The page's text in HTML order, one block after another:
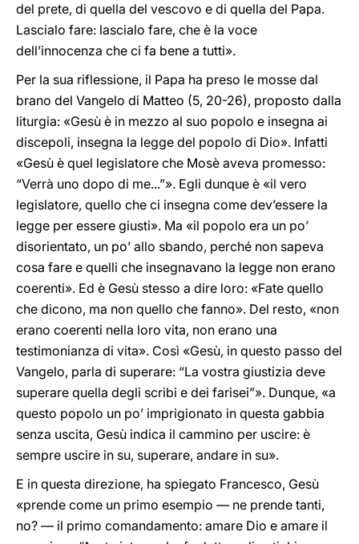
del prete, di quella del vescovo e di quella del Papa.
Lascialo fare: lascialo fare, che è la voce
dell’innocenza che ci fa bene a tutti».
Per la sua riflessione, il Papa ha preso le mosse dal
brano del Vangelo di Matteo (5, 20-26), proposto dalla
liturgia: «Gesù è in mezzo al suo popolo e insegna ai
discepoli, insegna la legge del popolo di Dio». Infatti
«Gesù è quel legislatore che Mosè aveva promesso:
“Verrà uno dopo di me...”». Egli dunque è «il vero
legislatore, quello che ci insegna come dev’essere la
legge per essere giusti». Ma «il popolo era un po’
disorientato, un po’ allo sbando, perché non sapeva
cosa fare e quelli che insegnavano la legge non erano
coerenti». Ed è Gesù stesso a dire loro: «Fate quello
che dicono, ma non quello che fanno». Del resto, «non
erano coerenti nella loro vita, non erano una
testimonianza di vita». Così «Gesù, in questo passo del
Vangelo, parla di superare: “La vostra giustizia deve
superare quella degli scribi e dei farisei”». Dunque, «a
questo popolo un po’ imprigionato in questa gabbia
senza uscita, Gesù indica il cammino per uscire: è
sempre uscire in su, superare, andare in su».
E in questa direzione, ha spiegato Francesco, Gesù
«prende come un primo esempio — ne prende tanti,
no? — il primo comandamento: amare Dio e amare il